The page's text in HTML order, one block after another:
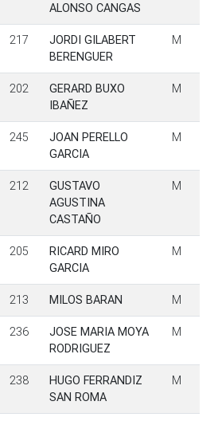
ALONSO CANGAS
217
JORDI GILABERT
BERENGUER
M
202
GERARD BUXO
IBAÑEZ
M
245
JOAN PERELLO
GARCIA
M
212
GUSTAVO
AGUSTINA
CASTAÑO
M
205
RICARD MIRO
GARCIA
M
213 MILOS BARAN M
236
JOSE MARIA MOYA
RODRIGUEZ
M
238
HUGO FERRANDIZ
SAN ROMA
M